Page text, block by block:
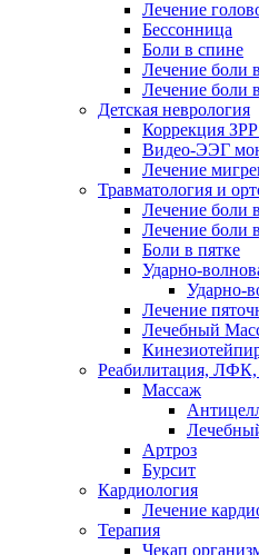
Лечение
Бессонница
Боли в спине
Лечение боли
Лечение боли
Детская неврология
Коррекция ЗРР
Видео-ЭЭГ
Лечение
Травматология и
Лечение боли
Лечение боли
Боли в пятке
Ударно-
Ударно-
Лечение
Лечебный
Реабилитация, ЛФК,
Массаж
Артроз
Бурсит
Кардиология
Лечение
Терапия
Чекап